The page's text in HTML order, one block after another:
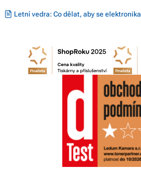
Letní vedra: Co dělat, aby se